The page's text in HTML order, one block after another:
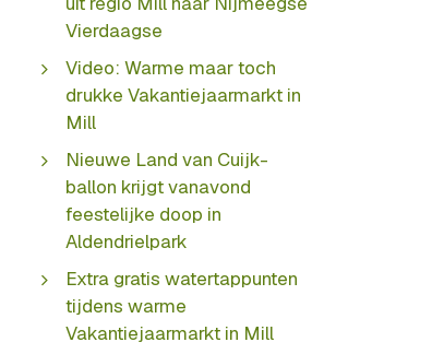
Vierdaagse
Video: Warme maar toch
drukke Vakantiejaarmarkt in
Mill
Nieuwe Land van Cuijk-
ballon krijgt vanavond
feestelijke doop in
Aldendrielpark
Extra gratis watertappunten
tijdens warme
Vakantiejaarmarkt in Mill